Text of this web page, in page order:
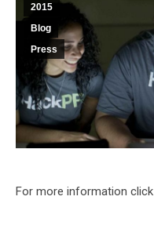
2015
Blog
Press
For more information click